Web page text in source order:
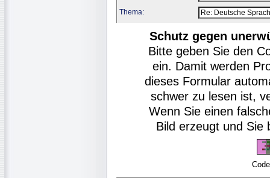
Thema:
Schutz gegen
Bitte geben Sie den
ein. Damit werden
dieses Formular
schwer zu lesen ist,
Wenn Sie einen
Bild erzeugt und Sie